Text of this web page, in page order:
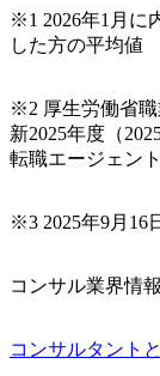
※1 2026年1月に
した方の平均値
※2 厚生労働省
新2025年度（
転職エージェン
※3 2025年9月16
コンサル業界情報
コンサルタント